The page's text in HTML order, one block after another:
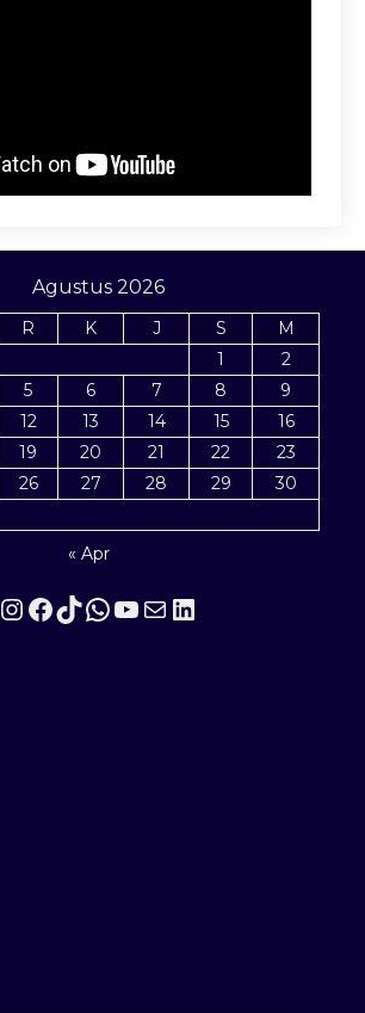
Agustus 2026
R K J S
M
1
2
5 6 7 8
9
12 13 14 15
16
19 20 21 22
23
26 27 28 29
30
« Apr
Instagram
Facebook
TikTok
WhatsApp
YouTube
MailLinkedIn